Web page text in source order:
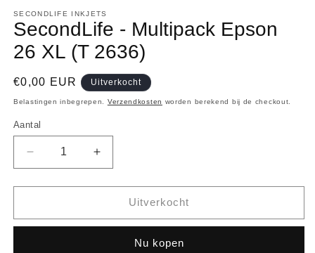
openen
in
modaal
SECONDLIFE INKJETS
SecondLife - Multipack Epson
26 XL (T 2636)
Normale
prijs
€0,00 EUR Uitverkocht
Belastingen inbegrepen. Verzendkosten worden berekend bij de checkout.
Aantal
Aantal
Aantal
verlagen
voor
-
Aantal
verhogen
voor
SecondLife
-
Uitverkocht
Nu kopen